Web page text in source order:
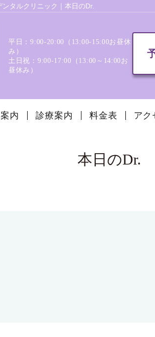
タルクリニック｜本日のDr.
平日：9:00-20:00（13:00‐15:00お昼休
み）
土日祝：9:00-17:00（13:00～14:00お
昼休み）
内 診療案内 料金表 アク
本日のDr.